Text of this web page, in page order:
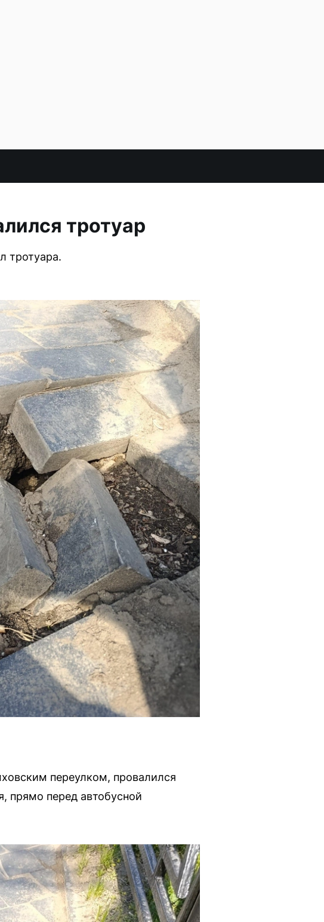
тротуар
тротуара.
переулком, провалился
прямо перед автобусной